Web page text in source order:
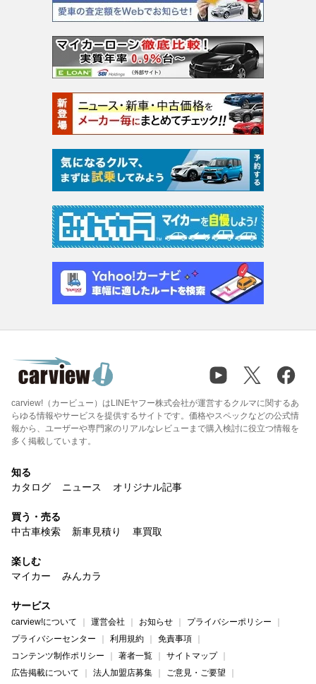
carview!（カービュー）はLINEヤフー株式会社が運営するクルマに関するあ
らゆる情報やサービスを提供するサイトです。価格やスペックなどの公式情
報から、ユーザーや専門家のリアルなレビューまで購入検討に役立つ情報を
多く掲載しています。
知る
カタログ
ニュース オリジナル記事
買う・売る
中古車検索
新車見積り 車買取
楽しむ
マイカー
みんカラ
サービス
carview!について 運営会社 お知らせ
プライバシーポリシー
プライバシーセンター
利用規約
免責事項
コンテンツ制作ポリシー
著者一覧
サイトマップ
広告掲載について
法人加盟店募集 ご意見・ご要望